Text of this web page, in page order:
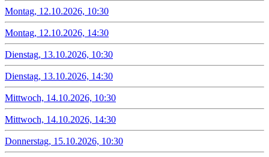
Montag, 12.10.2026, 10:30
Montag, 12.10.2026, 14:30
Dienstag, 13.10.2026, 10:30
Dienstag, 13.10.2026, 14:30
Mittwoch, 14.10.2026, 10:30
Mittwoch, 14.10.2026, 14:30
Donnerstag, 15.10.2026, 10:30